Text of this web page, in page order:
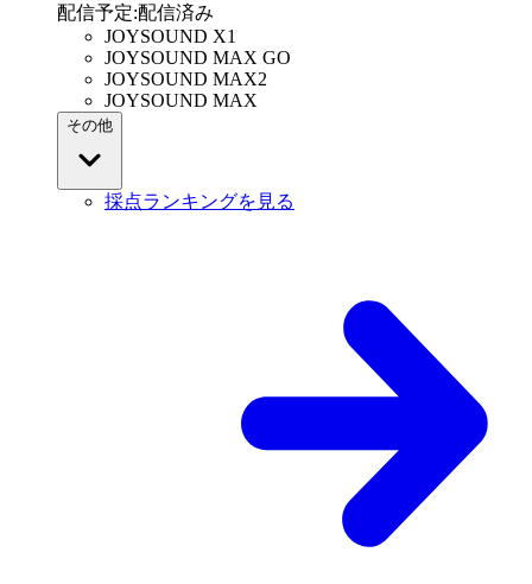
配信予定:配信済み
JOYSOUND X1
JOYSOUND MAX GO
JOYSOUND MAX2
JOYSOUND MAX
その他
採点ランキングを見る